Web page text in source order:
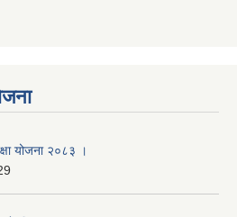
योजना २०८३ ।